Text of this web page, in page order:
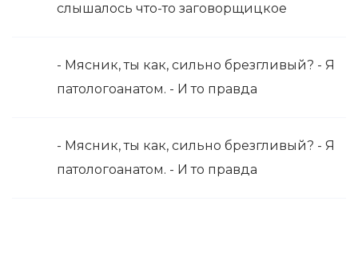
слышалось что-то заговорщицкое
- Мясник, ты как, сильно брезгливый? - Я
патологоанатом. - И то правда
- Мясник, ты как, сильно брезгливый? - Я
патологоанатом. - И то правда